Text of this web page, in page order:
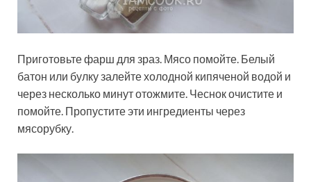
Приготовьте фарш для зраз. Мясо помойте. Белый
батон или булку залейте холодной кипяченой водой и
через несколько минут отожмите. Чеснок очистите и
помойте. Пропустите эти ингредиенты через
мясорубку.